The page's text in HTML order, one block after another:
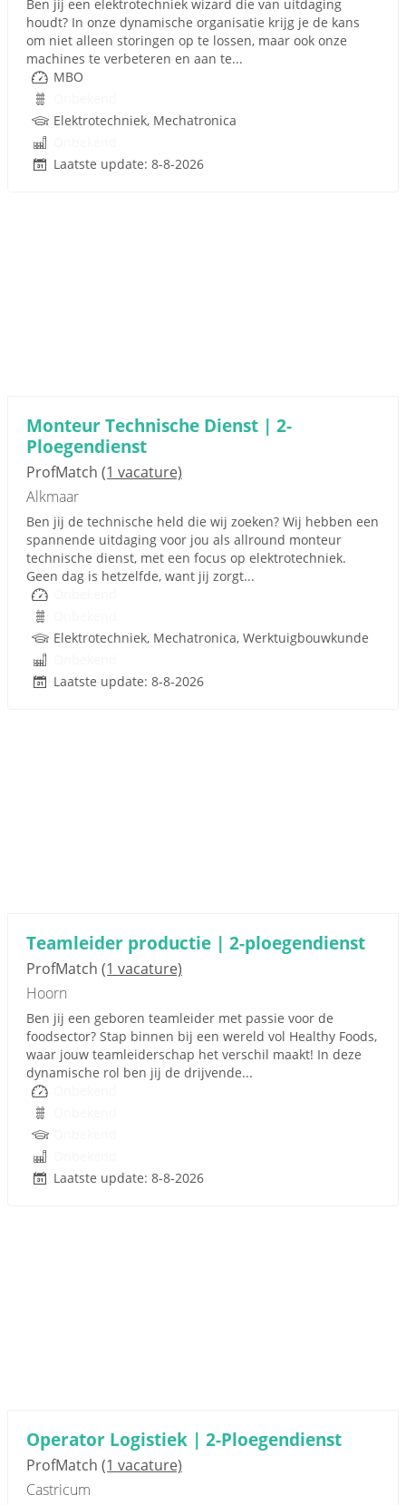
Ben jij een elektrotechniek wizard die van uitdaging
houdt? In onze dynamische organisatie krijg je de kans
om niet alleen storingen op te lossen, maar ook onze
machines te verbeteren en aan te...
MBO
Elektrotechniek, Mechatronica
Laatste update: 8-8-2026
Monteur Technische Dienst | 2-
Ploegendienst
ProfMatch (1 vacature)
Alkmaar
Ben jij de technische held die wij zoeken? Wij hebben een
spannende uitdaging voor jou als allround monteur
technische dienst, met een focus op elektrotechniek.
Geen dag is hetzelfde, want jij zorgt...
Elektrotechniek, Mechatronica, Werktuigbouwkunde
Laatste update: 8-8-2026
Teamleider productie | 2-ploegendienst
ProfMatch (1 vacature)
Hoorn
Ben jij een geboren teamleider met passie voor de
foodsector? Stap binnen bij een wereld vol Healthy Foods,
waar jouw teamleiderschap het verschil maakt! In deze
dynamische rol ben jij de drijvende...
Laatste update: 8-8-2026
Operator Logistiek | 2-Ploegendienst
ProfMatch (1 vacature)
Castricum